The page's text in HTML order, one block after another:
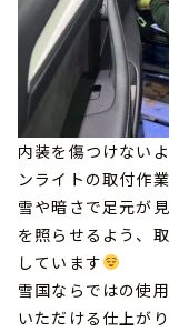
内装を傷つけない
ンライトの取付作
雪や暗さで足元が
を照らせるよう、
しています
雪国ならではの使
いただける仕上が